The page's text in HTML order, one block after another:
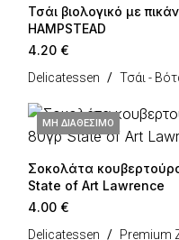
Τσάι βιολογικό με
HAMPSTEAD
4.20 €
Delicatessen Τσάι -
ΜΗ ΔΙΑΘΈΣΙΜΟ
Σοκολάτα
State of Art Lawrence
4.00 €
Delicatessen Premium